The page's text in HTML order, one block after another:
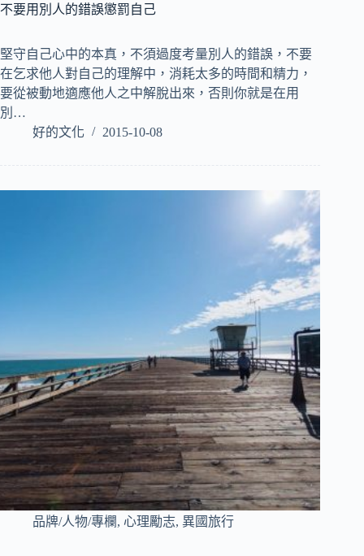
不要用別人的錯誤懲罰自己
堅守自己心中的本真，不須過度考量別人的錯誤，不要
在乞求他人對自己的理解中，消耗太多的時間和精力，
要從被動地適應他人之中解脫出來，否則你就是在用
別…
好的文化
2015-10-08
品牌/人物/專欄, 心理勵志, 異國旅行